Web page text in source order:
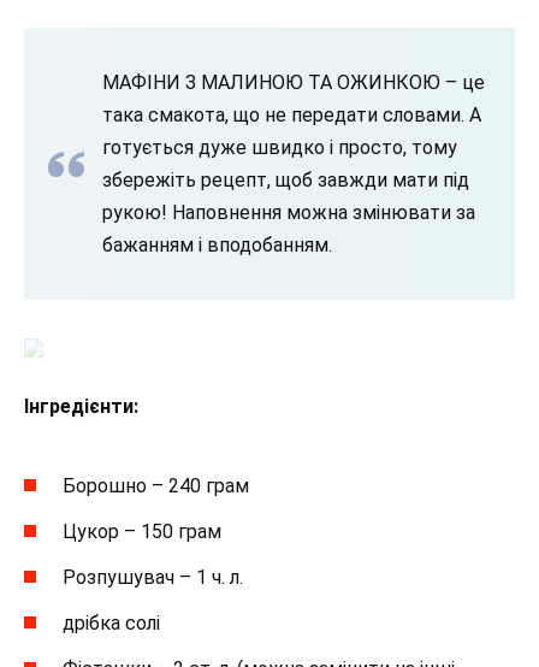
МАФІНИ З МАЛИНОЮ ТА ОЖИНКОЮ – це
така смакота, що не передати словами. А
готується дуже швидко і просто, тому
збережіть рецепт, щоб завжди мати під
рукою! Наповнення можна змінювати за
бажанням і вподобанням.
Інгредієнти:
Борошно – 240 грам
Цукор – 150 грам
Розпушувач – 1 ч. л.
дрібка солі